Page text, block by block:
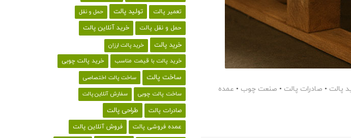
پالت • صادرات پالت • صنعت چوب • عمده
تعمیر پالت تولید پالت حمل و نقل
حمل و نقل پالت خرید آنلاین پالت
خرید پالت خرید پالت ارزان
خرید پالت با قیمت مناسب خرید پالت چوبی
ساخت پالت
ساخت پالت اختصاصی
ساخت پالت چوبی
سفارش آنلاین پالت
صادرات پالت طراحی پالت
عمده فروشی پالت فروش آنلاین پالت